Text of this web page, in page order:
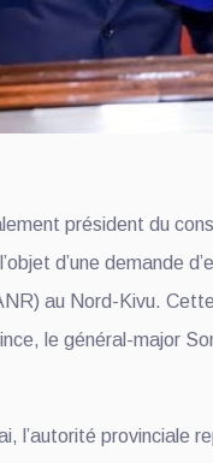
président du
d’une demande
au Nord-Kivu.
le général-major
l’autorité provinciale